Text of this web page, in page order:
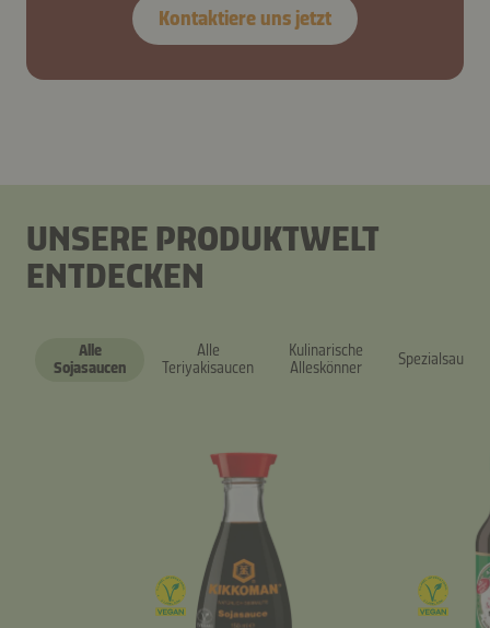
Kontaktiere uns jetzt
UNSERE PRODUKTWELT
ENTDECKEN
Alle
Sojasaucen
Alle
Teriyakisaucen
Kulinarische
Alleskönner
Spezialsaucen